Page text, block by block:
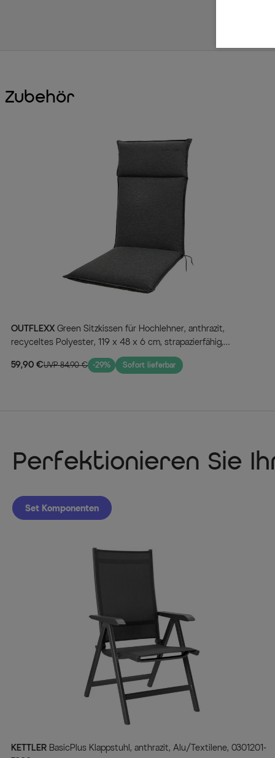
Zubehör
OUTFLEXX
recyceltes Polyester, 119 x 48 x 6 cm, strapazierfähig,
witterungsbeständig, nachhaltig
59,90 €UVP 84,90 € -29% Sofort lieferbar
Perfektionieren Sie
Set Komponenten
KETTLER